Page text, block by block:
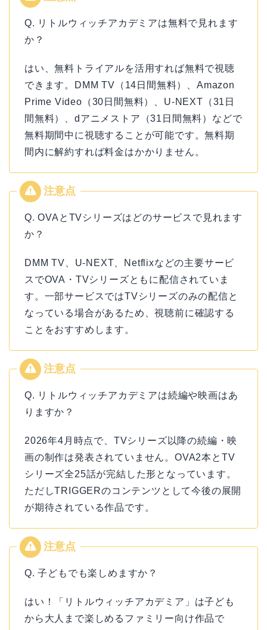
Q. リトルウィッチアカデミアは無料で見れます
か？
はい、無料トライアルを活用すれば無料で視聴
できます。DMM TV（14日間無料）、Amazon
Prime Video（30日間無料）、U-NEXT（31日
間無料）、dアニメストア（31日間無料）などで
無料期間中に視聴することが可能です。無料期
間内に解約すれば料金はかかりません。
Q. OVAとTVシリーズはどのサービスで見れます
か？
DMM TV、U-NEXT、Netflixなどの主要サービ
スでOVA・TVシリーズともに配信されていま
す。一部サービスではTVシリーズのみの配信と
なっている場合があるため、視聴前に確認する
ことをおすすめします。
Q. リトルウィッチアカデミアは続編や映画はあ
りますか？
2026年4月時点で、TVシリーズ以降の続編・映
画の制作は発表されていません。OVA2本とTV
シリーズ全25話が完結した形となっています。
ただしTRIGGERのコンテンツとして今後の展開
が期待されている作品です。
Q. 子どもでも楽しめますか？
はい！「リトルウィッチアカデミア」は子ども
から大人まで楽しめるファミリー向け作品で